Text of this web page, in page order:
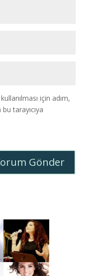
için adım,
tarayıcıya